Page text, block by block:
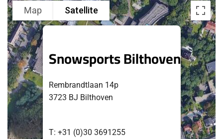
Snowsports Bilthoven
Rembrandtlaan 14p
3723 BJ Bilthoven
T: +31 (0)30 3691255
Map Satellite